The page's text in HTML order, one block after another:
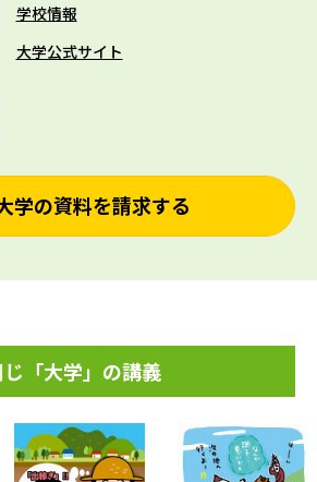
学校情報
大学公式サイト
学の資料を請求する
じ「大学」の講義